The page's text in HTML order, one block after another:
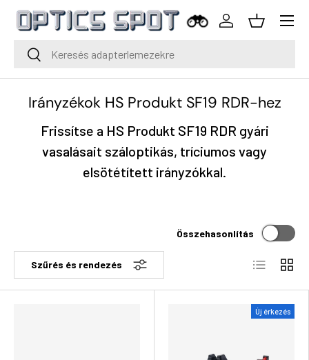
Ugrás a tartalomra
Keresés
Keresés
Bejelentkezés
Kosár
Menü
Irányzékok HS Produkt SF19 RDR-hez
Frissítse a HS Produkt SF19 RDR gyári
vasalásait száloptikás, tríciumos vagy
elsötétített irányzókkal.
Szűrés és rendezés
Összehasonlítás
Lista Rács
Új érkezés